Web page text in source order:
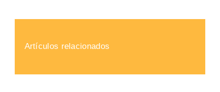
Artículos relacionados